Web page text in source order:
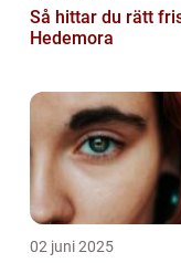
Så hittar du rätt
Hedemora
02 juni 2025